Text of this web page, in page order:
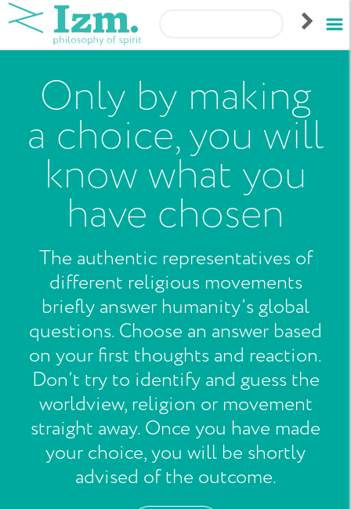
Only by making
a choice, you will
know what you
have chosen
The authentic representatives of
different religious movements
briefly answer humanity’s global
questions. Choose an answer based
on your first thoughts and reaction.
Don’t try to identify and guess the
worldview, religion or movement
straight away. Once you have made
your choice, you will be shortly
advised of the outcome.